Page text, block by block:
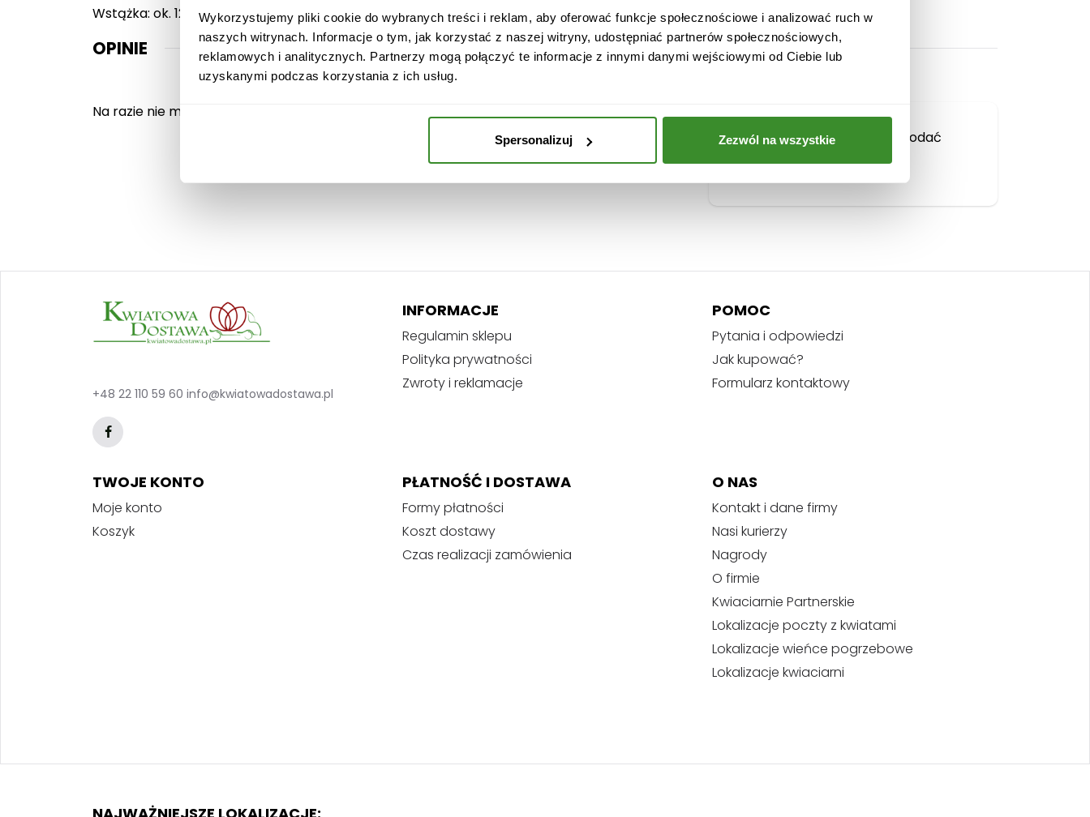
Wykorzystujemy pliki cookie do wybranych treści i reklam, aby oferować funkcje społecznościowe i analizować ruch w
naszych witrynach. Informacje o tym, jak korzystać z naszej witryny, udostępniać partnerów społecznościowych,
reklamowych i analitycznych. Partnerzy mogą połączyć te informacje z innymi danymi wejściowymi od Ciebie lub
uzyskanymi podczas korzystania z ich usług.
Spersonalizuj Zezwól na wszystkie
k
a
Wstążka: ok. 120 cm
OPINIE
Na razie nie ma opinii o produkcie.
Musisz sięzalogować
, aby dodać
+48 22 110 59 60 info@kwiatowadostawa.pl
INFORMACJE
Regulamin sklepu
Polityka prywatności
Zwroty i reklamacje
POMOC
Pytania i odpowiedzi
Jak kupować?
Formularz kontaktowy
TWOJE KONTO
Moje konto
Koszyk
PŁATNOŚĆ I DOSTAWA
Formy płatności
Koszt dostawy
Czas realizacji zamówienia
O NAS
Kontakt i dane firmy
Nasi kurierzy
Nagrody
O firmie
Kwiaciarnie Partnerskie
Lokalizacje poczty z kwiatami
Lokalizacje wieńce pogrzebowe
Lokalizacje kwiaciarni